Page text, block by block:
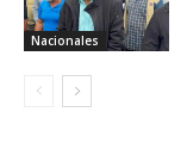
Nacionales